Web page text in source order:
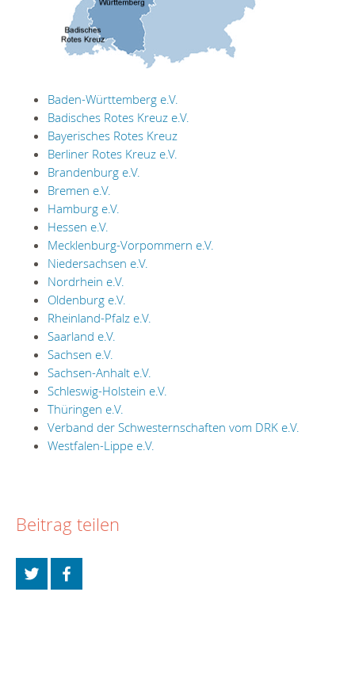
Baden-Württemberg e.V.
Badisches Rotes Kreuz e.V.
Bayerisches Rotes Kreuz
Berliner Rotes Kreuz e.V.
Brandenburg e.V.
Bremen e.V.
Hamburg e.V.
Hessen e.V.
Mecklenburg-Vorpommern e.V.
Niedersachsen e.V.
Nordrhein e.V.
Oldenburg e.V.
Rheinland-Pfalz e.V.
Saarland e.V.
Sachsen e.V.
Sachsen-Anhalt e.V.
Schleswig-Holstein e.V.
Thüringen e.V.
Verband der Schwesternschaften vom DRK e.V.
Westfalen-Lippe e.V.
Beitrag teilen